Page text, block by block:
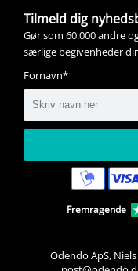
Tilmeld dig
Gør som 60.000 andre
særlige begivenheder
Fornavn*
Fremragende
Odendo ApS,